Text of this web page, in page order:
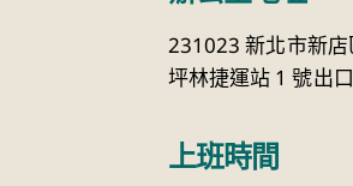
231023 新北市新
坪林捷運站 1 號出
上班時間